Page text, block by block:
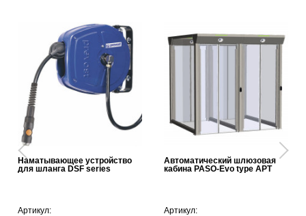
Наматывающее устройство
для шланга DSF series
Артикул:
Автоматический шлюзовая
кабина PASO-Evo type APT
Артикул: